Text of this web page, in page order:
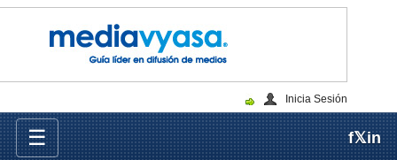
Inicia Sesión
☰ f𝕏in